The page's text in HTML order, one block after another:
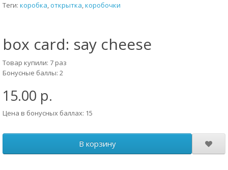
Теги: коробка,открытка,коробочки
box card: say cheese
Товар купили: 7 раз
Бонусные баллы: 2
15.00 р.
Цена в бонусных баллах: 15
В корзину